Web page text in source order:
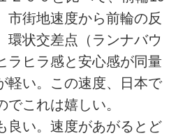
市街地速度から前輪の反
環状交差点（ランナバウ
ラヒラ感と安心感が同量
軽い。この速度、日本で
でこれは嬉しい。
い。速度があがるとど